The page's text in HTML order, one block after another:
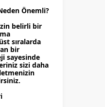
Önemli?
belirli bir
sıralarda
bir
sayesinde
sizi daha